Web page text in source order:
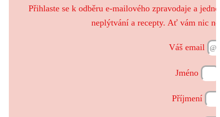
Přihlaste se k odběru e-mailového zpravodaje a
neplýtvání a recepty. Ať vám nic
Váš email
Jméno
Příjmení